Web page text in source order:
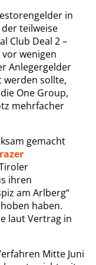
in
teilweise
Club Deal 2 –
wenigen
Anlegergelder
werden sollte,
One Group,
mehrfacher
gemacht
ihren
am Arlberg“
haben.
laut Vertrag in
Mitte Juni